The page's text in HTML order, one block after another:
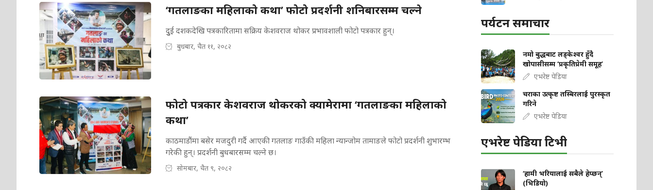
‘गतलाङका महिलाको कथा’ फोटो प्रदर्शनी शनिबारसम्म चल्ने
दुुई दशकदेखि पत्रकारितामा सक्रिय केशवराज थोकर प्रभावशाली फोटो पत्रकार हुन्।
बुधबार, चैत ११, २०८२
फोटो पत्रकार केशवराज थोकरको क्यामेरामा ‘गतलाङका महिलाको
कथा’
काठमाडौंमा बसेर मजदुरी गर्दै आएकी गतलाङ गाउँकी महिला न्यान्जोम तामाङले फोटो प्रदर्शनी शुभारम्भ
गरेकी हुन्। प्रदर्शनी बुधबारसम्म चल्ने छ।
सोमबार, चैत ९, २०८२
पर्यटन समाचार
नमो बुद्धबाट लड्केश्वर हुँदै
खोपासीसम्म ‘प्रकृतिप्रेमी समूह’
एभरेष्ट पेडिया
चराका उत्कृष्ट तस्बिरलाई पुरस्कृत
गरिने
एभरेष्ट पेडिया
एभरेष्ट पेडिया टिभी
‘हामी भरियालाई सबैले हेप्छन्’
(भिडियो)